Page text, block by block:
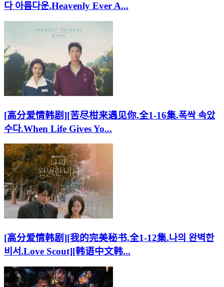
다 아름다운.Heavenly Ever A...
[高分爱情韩剧][苦尽柑来遇见你.全1-16集.폭싹 속았
수다.When Life Gives Yo...
[高分爱情韩剧][我的完美秘书.全1-12集.나의 완벽한
비서.Love Scout][韩语中文韩...